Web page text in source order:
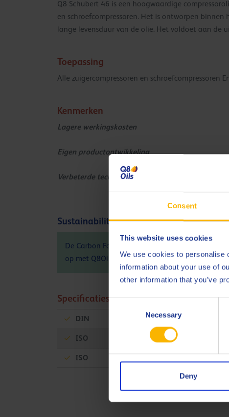
Consent
This website uses cookies
We use cookies to personalise
information about your use of
other information that you’ve
Consent
Necessary
Deny
Q8 Schubert 46 is een hoogwaardige
en schroefcompressoren. Het is ontworpen
lange levensduur van de olie. Het voldoet aan de
Toepassing
Alle zuigercompressoren en schroefcompressoren
Kenmerken
Lagere werkingskosten
Eigen productontwikkeling
Verbeterde technologie
Sustainability info
De Carbon Footprint (PCF) van het product,
op met Q8Oils voor meer informatie over de
Specificaties en goedkeuringen
DIN 51506 VDL
ISO 6743-3 DAB
ISO